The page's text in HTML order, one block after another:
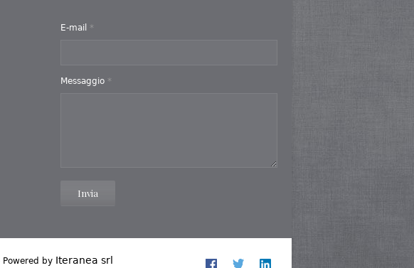
E-mail *
Messaggio *
Invia
Powered by Iteranea srl